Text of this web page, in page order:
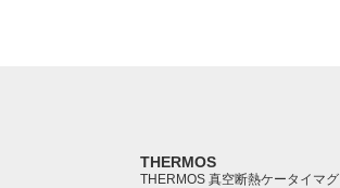
THERMOS
THERMOS 真空断熱ケータイマグ